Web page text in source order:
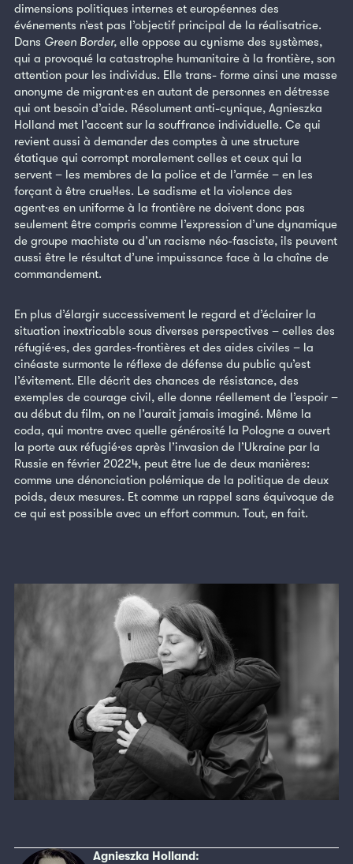
dimensions politiques internes et européennes des
événements n’est pas l’objectif principal de la réalisatrice.
Dans Green Border, elle oppose au cynisme des systèmes,
qui a provoqué la catastrophe humanitaire à la frontière, son
attention pour les individus. Elle trans- forme ainsi une masse
anonyme de migrant·es en autant de personnes en détresse
qui ont besoin d’aide. Résolument anti-cynique, Agnieszka
Holland met l’accent sur la souffrance individuelle. Ce qui
revient aussi à demander des comptes à une structure
étatique qui corrompt moralement celles et ceux qui la
servent – les membres de la police et de l’armée – en les
forçant à être cruel·les. Le sadisme et la violence des
agent·es en uniforme à la frontière ne doivent donc pas
seulement être compris comme l’expression d’une dynamique
de groupe machiste ou d’un racisme néo-fasciste, ils peuvent
aussi être le résultat d’une impuissance face à la chaîne de
commandement.
En plus d’élargir successivement le regard et d’éclairer la
situation inextricable sous diverses perspectives – celles des
réfugié·es, des gardes-frontières et des aides civiles – la
cinéaste surmonte le réflexe de défense du public qu’est
l’évitement. Elle décrit des chances de résistance, des
exemples de courage civil, elle donne réellement de l’espoir –
au début du film, on ne l’aurait jamais imaginé. Même la
coda, qui montre avec quelle générosité la Pologne a ouvert
la porte aux réfugié·es après l’invasion de l’Ukraine par la
Russie en février 20224, peut être lue de deux manières:
comme une dénonciation polémique de la politique de deux
poids, deux mesures. Et comme un rappel sans équivoque de
ce qui est possible avec un effort commun. Tout, en fait.
Agnieszka Holland: